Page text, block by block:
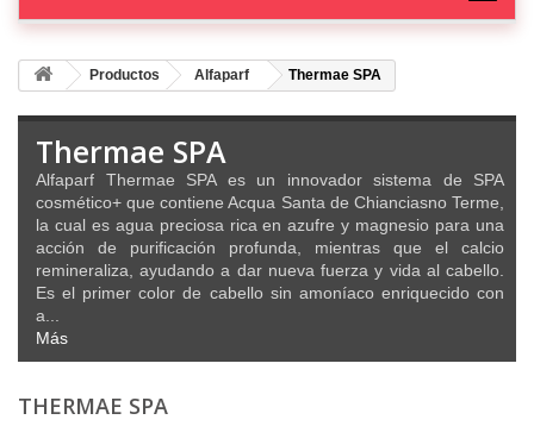
Productos Alfaparf Thermae SPA
Thermae SPA
Alfaparf Thermae SPA es un innovador sistema de SPA
cosmético+ que contiene Acqua Santa de Chianciasno Terme,
la cual es agua preciosa rica en azufre y magnesio para una
acción de purificación profunda, mientras que el calcio
remineraliza, ayudando a dar nueva fuerza y vida al cabello.
Es el primer color de cabello sin amoníaco enriquecido con
a...
Más
THERMAE SPA